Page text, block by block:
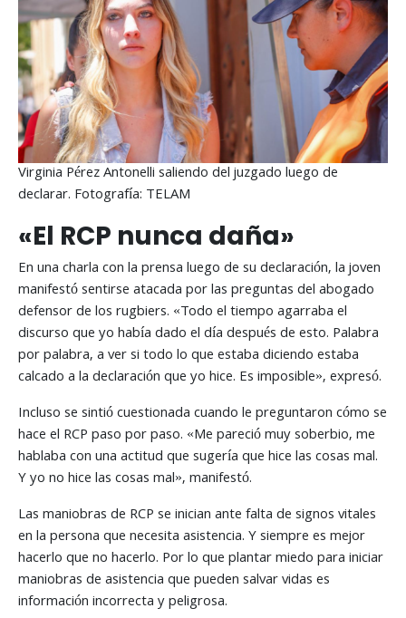
Virginia Pérez Antonelli saliendo del juzgado luego de
declarar. Fotografía: TELAM
«El RCP nunca daña»
En una charla con la prensa luego de su declaración, la joven
manifestó sentirse atacada por las preguntas del abogado
defensor de los rugbiers. «Todo el tiempo agarraba el
discurso que yo había dado el día después de esto. Palabra
por palabra, a ver si todo lo que estaba diciendo estaba
calcado a la declaración que yo hice. Es imposible», expresó.
Incluso se sintió cuestionada cuando le preguntaron cómo se
hace el RCP paso por paso. «Me pareció muy soberbio, me
hablaba con una actitud que sugería que hice las cosas mal.
Y yo no hice las cosas mal», manifestó.
Las maniobras de RCP se inician ante falta de signos vitales
en la persona que necesita asistencia. Y siempre es mejor
hacerlo que no hacerlo. Por lo que plantar miedo para iniciar
maniobras de asistencia que pueden salvar vidas es
información incorrecta y peligrosa.